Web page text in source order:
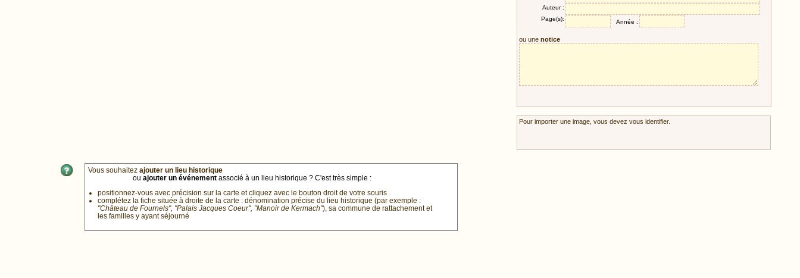
Vous souhaitez ajouter un lieu historique
ou ajouter un événement associé à un lieu historique ? C'est très simple :
positionnez-vous avec précision sur la carte et cliquez avec le bouton droit de votre souris
complétez la fiche située à droite de la carte : dénomination précise du lieu historique (par exemple :
"Château de Fournels", "Palais Jacques Coeur", "Manoir de Kermach"), sa commune de rattachement et
les familles y ayant séjourné
Auteur :
Page(s):
Année :
ou une notice
Pour importer une image, vous devez vous identifier.